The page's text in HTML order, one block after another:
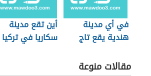
في أي مدينة
هندية يقع تاج
أين تقع مدينة
سكاريا في تركيا
مقالات منوعة